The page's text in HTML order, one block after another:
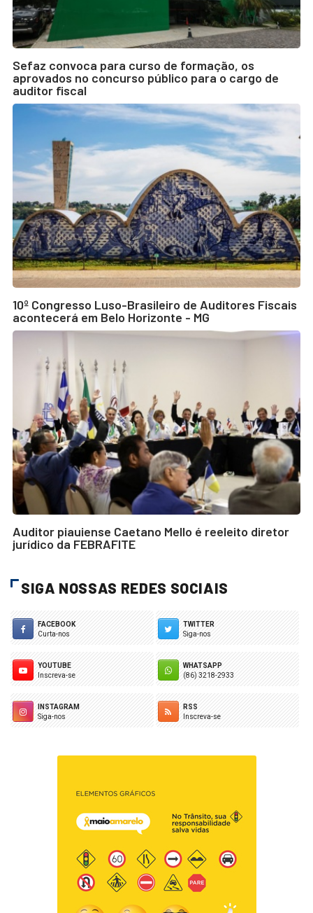
Sefaz convoca para curso de formação, os
aprovados no concurso público para o cargo de
auditor fiscal
10º Congresso Luso-Brasileiro de Auditores Fiscais
acontecerá em Belo Horizonte - MG
Auditor piauiense Caetano Mello é reeleito diretor
jurídico da FEBRAFITE
SIGA NOSSAS REDES SOCIAIS
FACEBOOK
Curta-nos
TWITTER
Siga-nos
YOUTUBE
Inscreva-se
WHATSAPP
(86) 3218-2933
INSTAGRAM
Siga-nos
RSS
Inscreva-se